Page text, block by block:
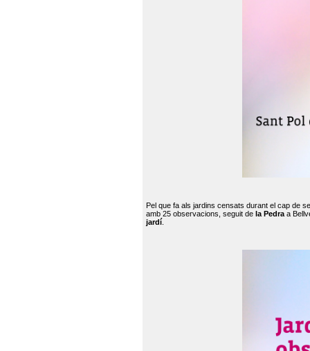
Pel que fa als jardins censats durant el cap de
amb 25 observacions, seguit de la Pedra a
jardí